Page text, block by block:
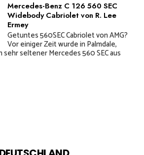
Mercedes-Benz C 126 560 SEC
Widebody Cabriolet von R. Lee
Ermey
Getuntes 560SEC Cabriolet von AMG?
Vor einiger Zeit wurde in Palmdale,
sehr seltener Mercedes 560 SEC aus